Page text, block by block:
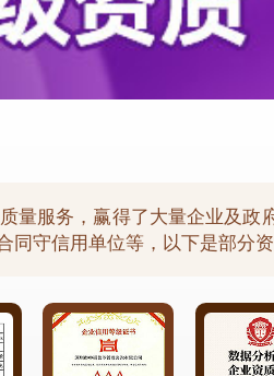
量服务，赢得了大量企业及
守信用单位等，以下是部分资